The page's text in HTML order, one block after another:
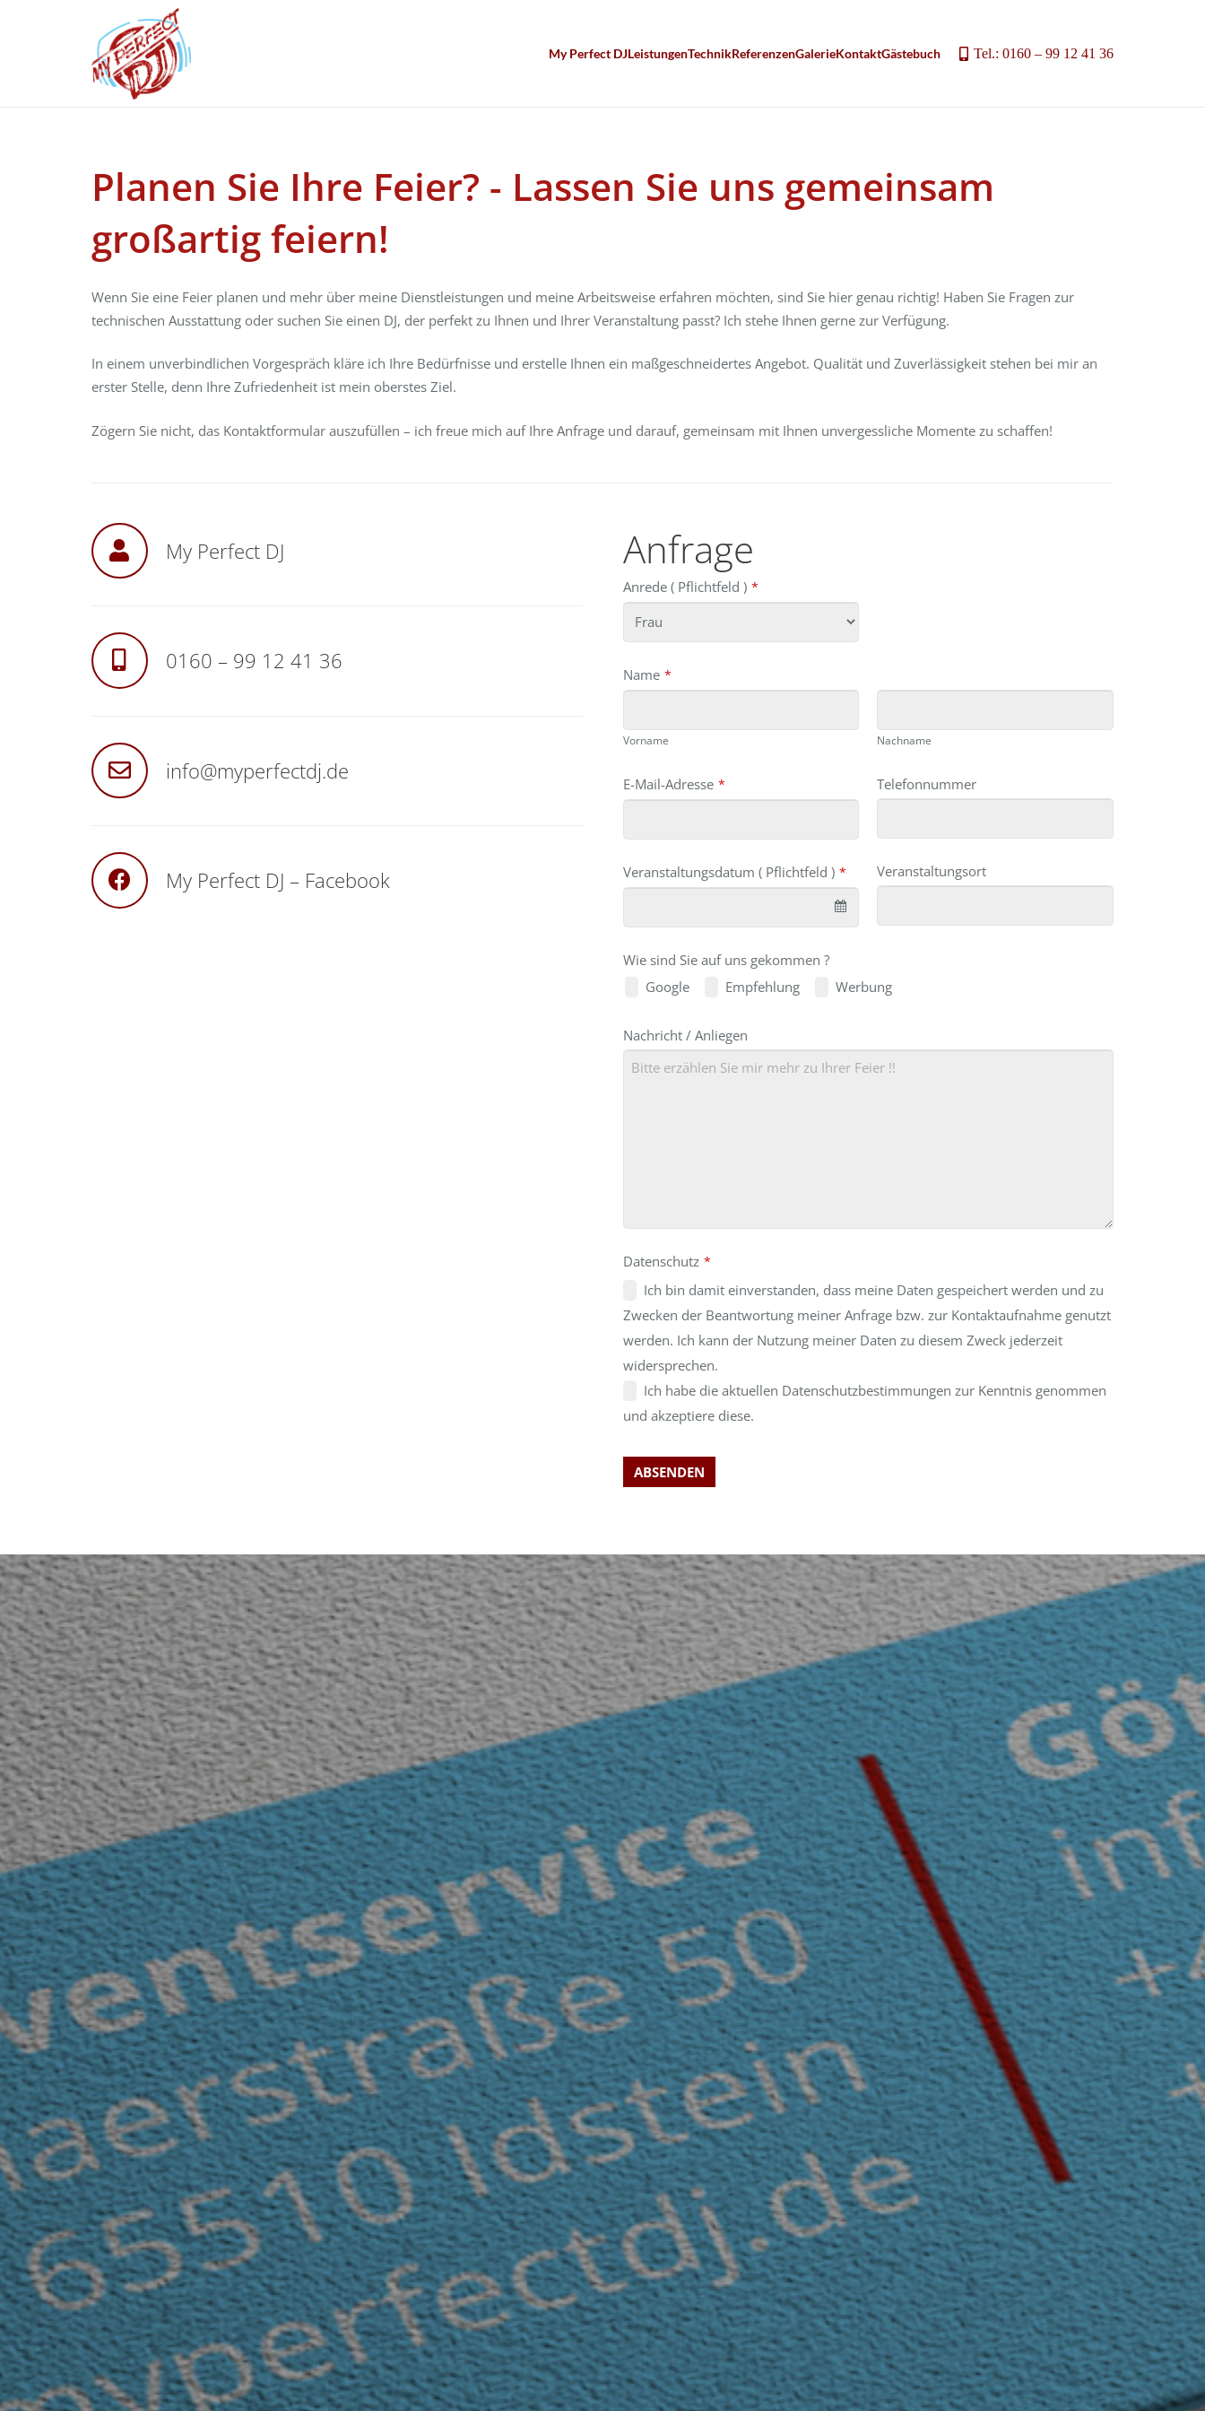
My Perfect DJLeistungenTechnikReferenzenGalerieKontaktGästebuch Tel.: 0160 – 99 12 41 36
Planen Sie Ihre Feier? - Lassen Sie uns gemeinsam
großartig feiern!
Wenn Sie eine Feier planen und mehr über meine Dienstleistungen und meine Arbeitsweise erfahren möchten, sind Sie hier genau richtig! Haben Sie Fragen zur
technischen Ausstattung oder suchen Sie einen DJ, der perfekt zu Ihnen und Ihrer Veranstaltung passt? Ich stehe Ihnen gerne zur Verfügung.
In einem unverbindlichen Vorgespräch kläre ich Ihre Bedürfnisse und erstelle Ihnen ein maßgeschneidertes Angebot. Qualität und Zuverlässigkeit stehen bei mir an
erster Stelle, denn Ihre Zufriedenheit ist mein oberstes Ziel.
Zögern Sie nicht, das Kontaktformular auszufüllen – ich freue mich auf Ihre Anfrage und darauf, gemeinsam mit Ihnen unvergessliche Momente zu schaffen!
My Perfect DJ
0160 – 99 12 41 36
info@myperfectdj.de
My Perfect DJ – Facebook
Anfrage
Anrede ( Pflichtfeld ) *
Name *
Vorname Nachname
E-Mail-Adresse *
Veranstaltungsdatum ( Pflichtfeld ) *
Telefonnummer
Veranstaltungsort
Wie sind Sie auf uns gekommen ?
Google
Empfehlung Werbung
Email *
Nachricht / Anliegen
Datenschutz *
Ich bin damit einverstanden, dass meine Daten gespeichert werden und zu
Zwecken der Beantwortung meiner Anfrage bzw. zur Kontaktaufnahme genutzt
werden. Ich kann der Nutzung meiner Daten zu diesem Zweck jederzeit
widersprechen.
Ich habe die aktuellen Datenschutzbestimmungen zur Kenntnis genommen
und akzeptiere diese.
ABSENDEN